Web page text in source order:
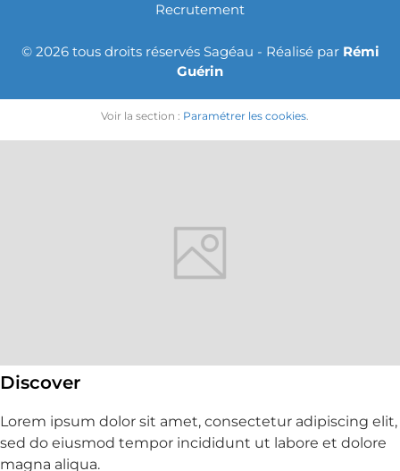
Recrutement
© 2026 tous droits réservés Sagéau - Réalisé par Rémi
Guérin
Voir la section : Paramétrer les cookies.
Discover
Lorem ipsum dolor sit amet, consectetur adipiscing elit,
sed do eiusmod tempor incididunt ut labore et dolore
magna aliqua.